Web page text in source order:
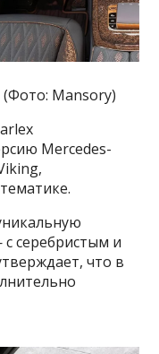
(Фото: Mansory)
Mercedes-
серебристым и
что в